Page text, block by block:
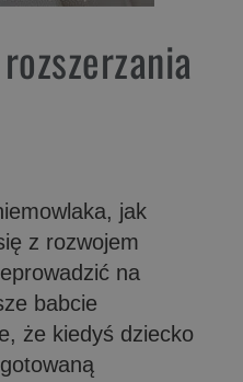
jak
z rozwojem
na
babcie
że kiedyś dziecko